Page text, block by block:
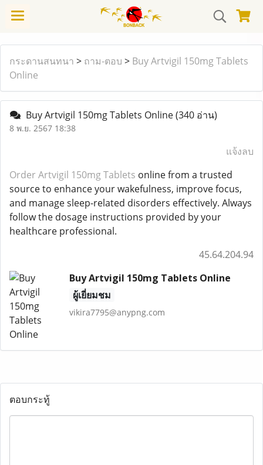
กระดานสนทนา > ถาม-ตอบ > Buy Artvigil 150mg Tablets
Online
Buy Artvigil 150mg Tablets Online(340 อ่าน)
8 พ.ย. 2567 18:38
แจ้งลบ
Order Artvigil 150mg Tablets online from a trusted
source to enhance your wakefulness, improve focus,
and manage sleep-related disorders effectively. Always
follow the dosage instructions provided by your
healthcare professional.
45.64.204.94
Buy Artvigil 150mg Tablets Online
ผู้เยี่ยมชม
vikira7795@anypng.com
ตอบกระทู้